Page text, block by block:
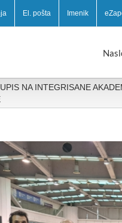
El. pošta Imenik
NA INTEGRISANE